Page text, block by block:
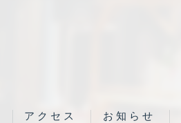
アクセス お知らせ